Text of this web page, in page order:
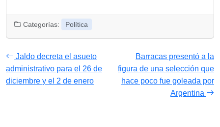
Categorías: Política
Jaldo decreta el asueto
administrativo para el 26 de
diciembre y el 2 de enero
Barracas presentó a la
figura de una selección que
hace poco fue goleada por
Argentina